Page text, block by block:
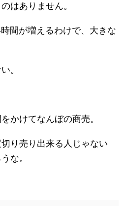
はありません。
間が増えるわけで、大きな
。
かけてなんぼの商売。
り売り出来る人じゃない
な。